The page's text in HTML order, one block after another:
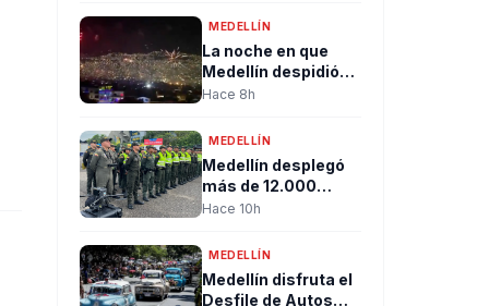
MEDELLÍN
La noche en que
Medellín despidió
un gobierno entre
dando la bienvenida
cambio
Hace 8h
MEDELLÍN
Medellín desplegó
más de 12.000
uniformados para
seguridad durante
jornada de posesión
presidencial en
Hace 10h
MEDELLÍN
Medellín disfruta el
Desfile de Autos